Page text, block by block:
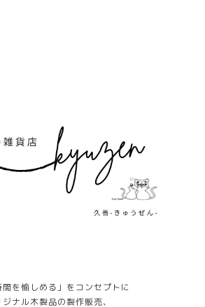
間を愉しめる」をコンセプトに
ジナル木製品の製作販売、